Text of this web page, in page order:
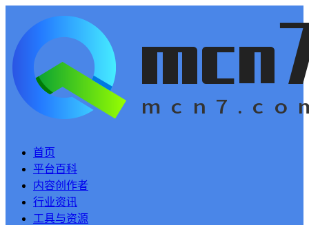
首页
平台百科
内容创作者
行业资讯
工具与资源